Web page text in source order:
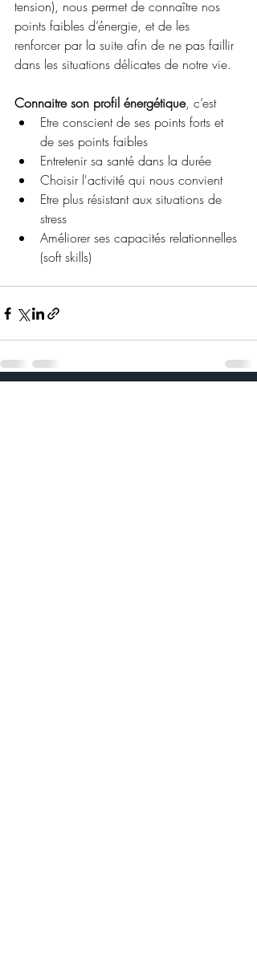
tension), nous permet de connaître nos
points faibles d’énergie, et de les
renforcer par la suite afin de ne pas faillir
dans les situations délicates de notre vie.
Connaitre son profil énergétique, c’est
Etre conscient de ses points forts et
de ses points faibles
Entretenir sa santé dans la durée
Choisir l'activité qui nous convient
Etre plus résistant aux situations de
stress
Améliorer ses capacités relationnelles
(soft skills)